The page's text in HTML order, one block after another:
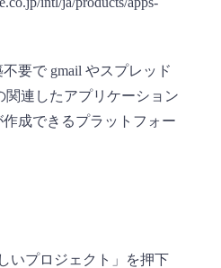
要で gmail やスプレッド
関連したアプリケーション
成できるプラットフォー
いプロジェクト」を押下